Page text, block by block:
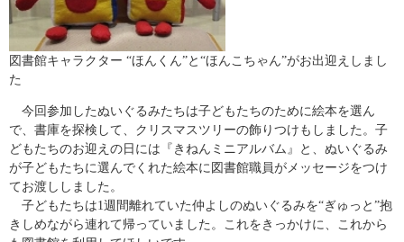
図書館キャラクター “ほんくん”と“ほんこちゃん”がお出迎えしまし
た
今回参加したぬいぐるみたちは子どもたちのために絵本を選ん
で、書庫を探検して、クリスマスツリーの飾りつけもしました。子
どもたちのお迎えの日には『きねんミニアルバム』と、ぬいぐるみ
が子どもたちに選んでくれた絵本に図書館職員がメッセージをつけ
てお渡ししました。
子どもたちは1週間離れていた仲よしのぬいぐるみを“ぎゅっと”抱
きしめながら連れて帰っていました。これをきっかけに、これから